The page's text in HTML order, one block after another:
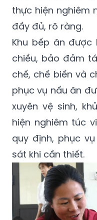
thực hiện nghiêm
đầy đủ, rõ ràng.
Khu bếp ăn
chiều, bảo đảm
chế, chế biến và
phục vụ nấu ăn
xuyên vệ sinh,
hiện nghiêm túc
quy định, phục
sát khi cần thiết.